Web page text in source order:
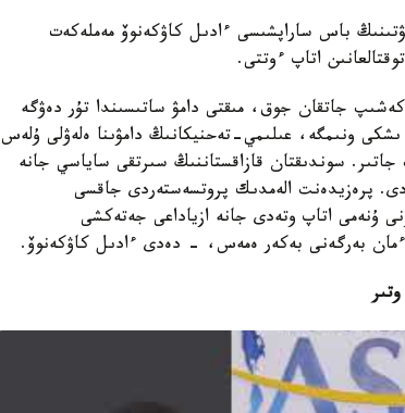
باس ساراپشىسى ءادىل كاۋكەنوۆ مەملەكەت
اتاپ ءوتتى.
جاتقان جوق، مىقتى دامۋ ساتىسىندا تۇر دەۋگە
ونىمگە، عىلىمي-تەحنيكانىڭ دامۋىنا ەلەۋلى ۇلەس
سوندىقتان قازاقستاننىڭ سىرتقى ساياسي جانە
پرەزيدەنت الەمدىك پروتسەستەردى جاقسى
ۇنەمى اتاپ وتەدى جانە ازياداعى جەتەكشى
ءمان بەرگەنى بەكەر ەمەس، - دەدى ءادىل كاۋكەنوۆ.